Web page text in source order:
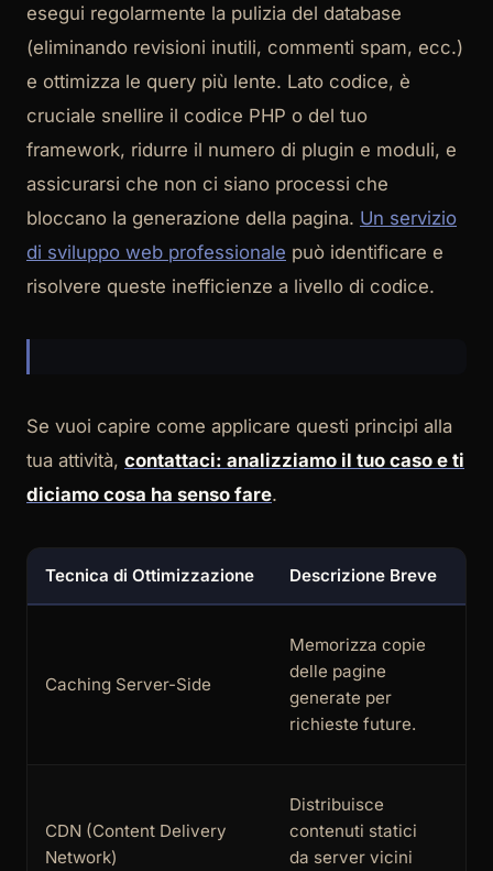
esegui regolarmente la pulizia del database
(eliminando revisioni inutili, commenti spam, ecc.)
e ottimizza le query più lente. Lato codice, è
cruciale snellire il codice PHP o del tuo
framework, ridurre il numero di plugin e moduli, e
assicurarsi che non ci siano processi che
bloccano la generazione della pagina. Un servizio
di sviluppo web professionale può identificare e
risolvere queste inefficienze a livello di codice.
Se vuoi capire come applicare questi principi alla
tua attività, contattaci: analizziamo il tuo caso e ti
diciamo cosa ha senso fare.
Tecnica di Ottimizzazione Descrizione Breve
Caching Server-Side
Memorizza copie
delle pagine
generate per
richieste future.
CDN (Content Delivery
Network)
Distribuisce
contenuti statici
da server vicini